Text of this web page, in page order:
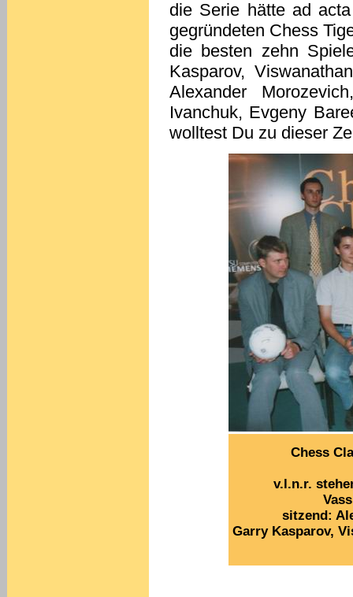
die Serie hätte ad
gegründeten Chess
die besten zehn
Kasparov,
Alexander
Ivanchuk, Evgeny
wolltest Du zu dieser
Chess
v.l.n.r.
sitzend:
Garry Kasparov,